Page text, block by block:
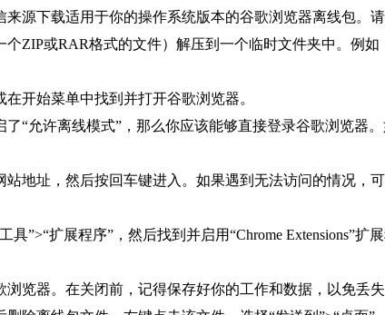
源下载适用于你的操作系统版本的谷歌浏览器离线包。
ZIP或RAR格式的文件）解压到一个临时文件夹中。例
开始菜单中找到并打开谷歌浏览器。
“允许离线模式”，那么你应该能够直接登录谷歌浏览器
地址，然后按回车键进入。如果遇到无法访问的情况，
”>“扩展程序”，然后找到并启用“Chrome Extensions”扩
览器。在关闭前，记得保存好你的工作和数据，以免丢失